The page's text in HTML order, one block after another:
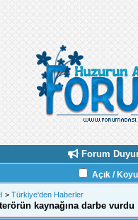
Forum
Açık /
> Türkiye'den Haberler
kaynağına darbe vurdu